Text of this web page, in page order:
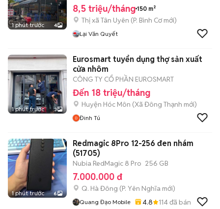
1 phút trước 4
8,5 triệu/tháng 150 m²
Thị xã Tân Uyên (P. Bình Cơmới)
Lại Văn Quyết
1 phút trước 3
Eurosmart tuyển dụng thợ sản xuất
cửa nhôm
CÔNG TY CỔ PHẦN EUROSMART
Đến 18 triệu/tháng
Huyện Hóc Môn (Xã Đông Thạnh mới)
Đinh Tú
1 phút trước 6
Redmagic 8Pro 12-256 đen nhám
(51705)
Nubia RedMagic 8 Pro 256 GB
7.000.000 đ
Q. Hà Đông (P. Yên Nghĩa mới)
Quang Đạo Mobile 4.8 114đã bán